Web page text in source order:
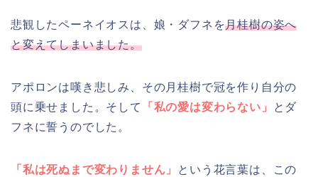
悲観したペーネイオスは、娘・ダフネを月桂樹の姿へ
と変えてしまいました。
アポロンは嘆き悲しみ、その月桂樹で冠を作り自分の
頭に乗せました。そして
「私の愛は変わらない」
とダ
フネに誓うのでした。
「私は死ぬまで変わりません」
という花言葉は、この